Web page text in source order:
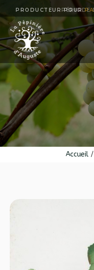
PRODUCTEUR POUR
Accueil /